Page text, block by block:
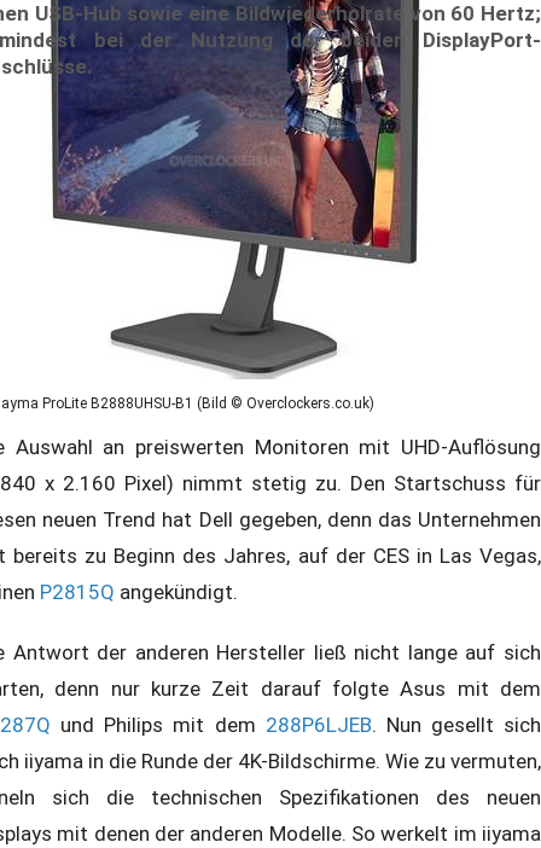
USB-Hub sowie eine Bildwiederholrate von 60 Hertz;
bei der Nutzung der beiden DisplayPort-
ProLite B2888UHSU-B1 (Bild © Overclockers.co.uk)
Auswahl an preiswerten Monitoren mit UHD-Auflösung
x 2.160 Pixel) nimmt stetig zu. Den Startschuss für
neuen Trend hat Dell gegeben, denn das Unternehmen
bereits zu Beginn des Jahres, auf der CES in Las Vegas,
P2815Q angekündigt.
Antwort der anderen Hersteller ließ nicht lange auf sich
denn nur kurze Zeit darauf folgte Asus mit dem
und Philips mit dem 288P6LJEB. Nun gesellt sich
iiyama in die Runde der 4K-Bildschirme. Wie zu vermuten,
sich die technischen Spezifikationen des neuen
mit denen der anderen Modelle. So werkelt im iiyama